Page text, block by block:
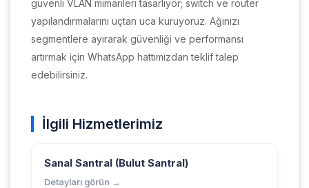
güvenli VLAN mimarileri tasarlıyor; switch ve router
yapılandırmalarını uçtan uca kuruyoruz. Ağınızı
segmentlere ayırarak güvenliği ve performansı
artırmak için WhatsApp hattımızdan teklif talep
edebilirsiniz.
İlgili Hizmetlerimiz
Sanal Santral (Bulut Santral)
Detayları görün →